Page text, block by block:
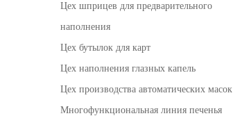
Цех шприцев для предварительного
наполнения
Цех бутылок для карт
Цех наполнения глазных капель
Цех производства автоматических масок
Многофункциональная линия печенья